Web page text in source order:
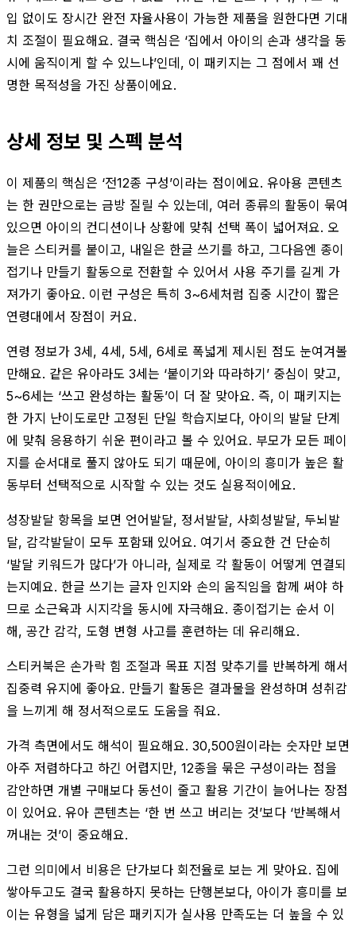
입 없이도 장시간 완전 자율사용이 가능한 제품을 원한다면 기대
치 조절이 필요해요. 결국 핵심은 ‘집에서 아이의 손과 생각을 동
시에 움직이게 할 수 있느냐’인데, 이 패키지는 그 점에서 꽤 선
명한 목적성을 가진 상품이에요.
상세 정보 및 스펙 분석
이 제품의 핵심은 ‘전12종 구성’이라는 점이에요. 유아용 콘텐츠
는 한 권만으로는 금방 질릴 수 있는데, 여러 종류의 활동이 묶여
있으면 아이의 컨디션이나 상황에 맞춰 선택 폭이 넓어져요. 오
늘은 스티커를 붙이고, 내일은 한글 쓰기를 하고, 그다음엔 종이
접기나 만들기 활동으로 전환할 수 있어서 사용 주기를 길게 가
져가기 좋아요. 이런 구성은 특히 3~6세처럼 집중 시간이 짧은
연령대에서 장점이 커요.
연령 정보가 3세, 4세, 5세, 6세로 폭넓게 제시된 점도 눈여겨볼
만해요. 같은 유아라도 3세는 ‘붙이기와 따라하기’ 중심이 맞고,
5~6세는 ‘쓰고 완성하는 활동’이 더 잘 맞아요. 즉, 이 패키지는
한 가지 난이도로만 고정된 단일 학습지보다, 아이의 발달 단계
에 맞춰 응용하기 쉬운 편이라고 볼 수 있어요. 부모가 모든 페이
지를 순서대로 풀지 않아도 되기 때문에, 아이의 흥미가 높은 활
동부터 선택적으로 시작할 수 있는 것도 실용적이에요.
성장발달 항목을 보면 언어발달, 정서발달, 사회성발달, 두뇌발
달, 감각발달이 모두 포함돼 있어요. 여기서 중요한 건 단순히
‘발달 키워드가 많다’가 아니라, 실제로 각 활동이 어떻게 연결되
는지예요. 한글 쓰기는 글자 인지와 손의 움직임을 함께 써야 하
므로 소근육과 시지각을 동시에 자극해요. 종이접기는 순서 이
해, 공간 감각, 도형 변형 사고를 훈련하는 데 유리해요.
스티커북은 손가락 힘 조절과 목표 지점 맞추기를 반복하게 해서
집중력 유지에 좋아요. 만들기 활동은 결과물을 완성하며 성취감
을 느끼게 해 정서적으로도 도움을 줘요.
가격 측면에서도 해석이 필요해요. 30,500원이라는 숫자만 보면
아주 저렴하다고 하긴 어렵지만, 12종을 묶은 구성이라는 점을
감안하면 개별 구매보다 동선이 줄고 활용 기간이 늘어나는 장점
이 있어요. 유아 콘텐츠는 ‘한 번 쓰고 버리는 것’보다 ‘반복해서
꺼내는 것’이 중요해요.
그런 의미에서 비용은 단가보다 회전율로 보는 게 맞아요. 집에
쌓아두고도 결국 활용하지 못하는 단행본보다, 아이가 흥미를 보
이는 유형을 넓게 담은 패키지가 실사용 만족도는 더 높을 수 있